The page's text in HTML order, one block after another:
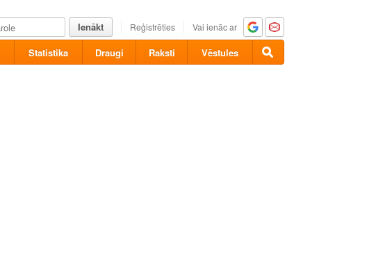
Ienākt Reģistrēties Vai ienāc ar
Statistika Draugi Raksti Vēstules